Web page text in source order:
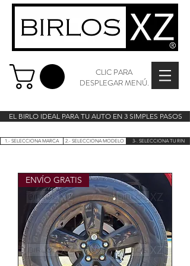
CLIC PARA
DESPLEGAR MENÚ.
EL BIRLO IDEAL PARA TU AUTO EN 3 SIMPLES PASOS
1.- SELECCIONA MARCA 2.- SELECCIONA MODELO 3-. SELECCIONA TU RIN
ENVÍO GRATIS